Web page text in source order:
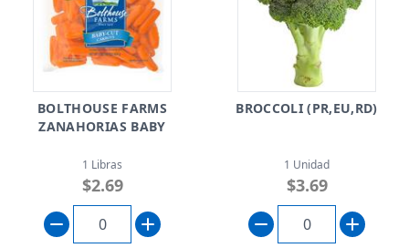
BOLTHOUSE FARMS
ZANAHORIAS BABY
1 Libras
$2.69
BROCCOLI (PR,EU,RD)
1 Unidad
$3.69